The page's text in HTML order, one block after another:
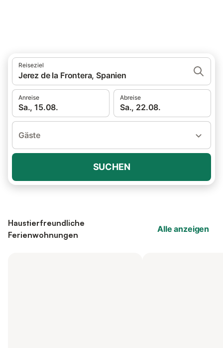
Reiseziel
Jerez de la Frontera, Spanien
Anreise
Sa., 15.08.
Abreise
Sa., 22.08.
Gäste
SUCHEN
Haustierfreundliche
Ferienwohnungen
Alle anzeigen